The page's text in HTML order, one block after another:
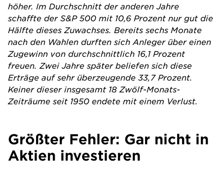
höher. Im Durchschnitt der anderen Jahre
schaffte der S&P 500 mit 10,6 Prozent nur gut die
Hälfte dieses Zuwachses. Bereits sechs Monate
nach den Wahlen durften sich Anleger über einen
Zugewinn von durchschnittlich 16,1 Prozent
freuen. Zwei Jahre später beliefen sich diese
Erträge auf sehr überzeugende 33,7 Prozent.
Keiner dieser insgesamt 18 Zwölf-Monats-
Zeiträume seit 1950 endete mit einem Verlust.
Größter Fehler: Gar nicht in
Aktien investieren